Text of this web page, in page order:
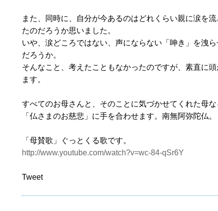
また、同時に、自分が今あるのはどれくらい親に涙を
たのだろうか思いました。
いや、涙どころではない、声にならない「呻き」を洩
だろうか。
そんなこと、考えたこともなかったのですが、素直に
ます。
すべてのお母さんと、そのことに気づかせてくれた母
「仏さまのお慈悲」に手を合わせます。南無阿弥陀仏。
「母賛歌」ぐっとくる歌です。
http://www.youtube.com/watch?v=wc-84-qSr6Y
Tweet